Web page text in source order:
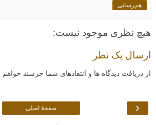
هم‌رسانی
هیچ نظری موجود نیست:
ارسال یک نظر
از دریافت دیدگاه ها و انتقادهای شما خرسند
‹ صفحهٔ اصلی